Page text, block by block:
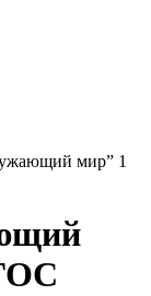
мир” 1